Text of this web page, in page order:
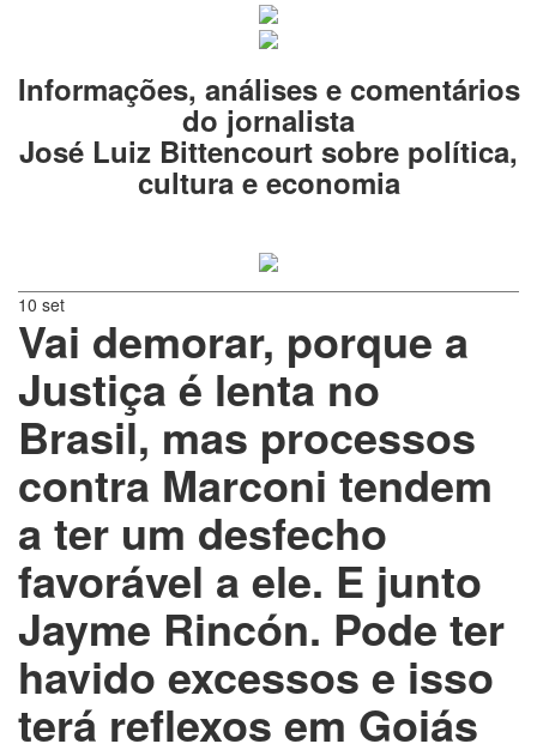
Informações, análises e comentários
do jornalista
José Luiz Bittencourt sobre política,
cultura e economia
10 set
Vai demorar, porque a
Justiça é lenta no
Brasil, mas processos
contra Marconi tendem
a ter um desfecho
favorável a ele. E junto
Jayme Rincón. Pode ter
havido excessos e isso
terá reflexos em Goiás